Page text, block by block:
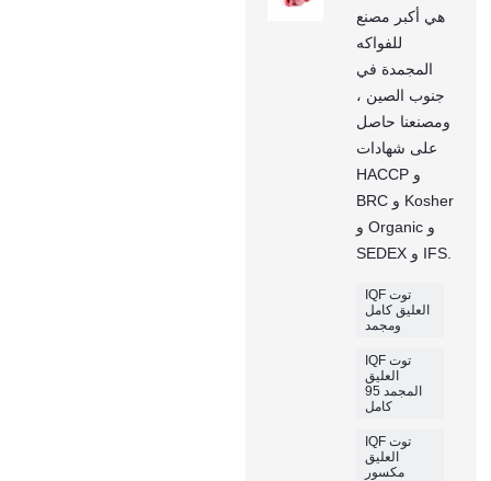
هي أكبر مصنع
للفواكه
المجمدة في
جنوب الصين ،
ومصنعنا حاصل
على شهادات
HACCP و
BRC و Kosher
و Organic و
SEDEX و IFS.
IQF توت
العليق كامل
ومجمد
IQF توت
العليق
المجمد 95
كامل
IQF توت
العليق
مكسور